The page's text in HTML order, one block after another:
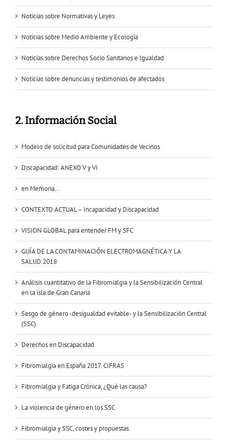
Noticias sobre Normativas y Leyes
Noticias sobre Medio Ambiente y Ecología
Noticias sobre Derechos Socio Sanitarios e Igualdad
Noticias sobre denuncias y testimonios de afectados
2. Información Social
Modelo de solicitud para Comunidades de Vecinos
Discapacidad: ANEXO V y VI
en Memoria…
CONTEXTO ACTUAL – Incapacidad y Discapacidad
VISION GLOBAL para entender FM y SFC
GUÍA DE LA CONTAMINACIÓN ELECTROMAGNÉTICA Y LA
SALUD.2018
Análisis cuantitativo de la Fibromialgia y la Sensibilización Central
en la isla de Gran Canaria
Sesgo de género -desigualdad evitable- y la Sensibilización Central
(SSC)
Derechos en Discapacidad
Fibromialgia en España 2017. CIFRAS
Fibromialgia y Fatiga Crónica, ¿Qué las causa?
La violencia de género en los SSC
Fibromialgia y SSC, costes y propuestas